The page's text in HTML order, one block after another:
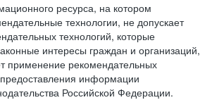
ресурса, на котором
технологии, не допускает
технологий, которые
интересы граждан и организаций,
применение рекомендательных
информации
Российской Федерации.